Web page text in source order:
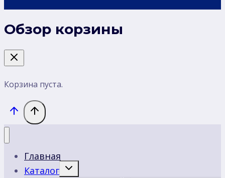
Обзор корзины
Корзина пуста.
Главная
Каталог
Переключить